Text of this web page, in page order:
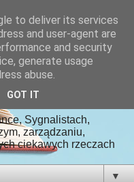
Sygnalistach,
zarządzaniu,
ciekawych rzeczach
▼
to deliver its services
and user-agent are
and security
generate usage
abuse.
GOT IT